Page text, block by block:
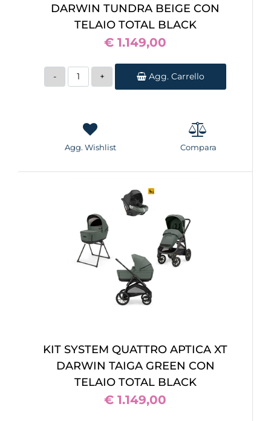
DARWIN TUNDRA BEIGE CON
TELAIO TOTAL BLACK
€ 1.149,00
Quantità
Agg. Carrello
Agg. Wishlist Compara
KIT SYSTEM QUATTRO APTICA XT
DARWIN TAIGA GREEN CON
TELAIO TOTAL BLACK
€ 1.149,00